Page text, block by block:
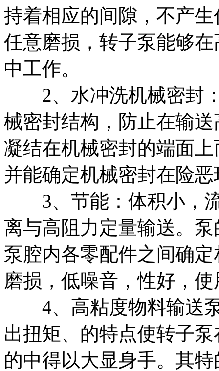
持着相应的间隙，不产
任意磨损，转子泵能够
中工作。
2、水冲洗机械密封：
械密封结构，防止在输
凝结在机械密封的端面
并能确定机械密封在险
3、节能：体积小，流
离与高阻力定量输送。
泵腔内各零配件之间确
磨损，低噪音，性好，
4、高粘度物料输送泵
出扭矩、的特点使转子
的中得以大显身手。其